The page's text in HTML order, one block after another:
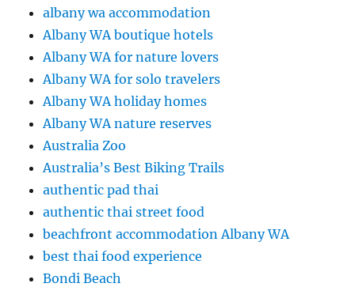
albany wa accommodation
Albany WA boutique hotels
Albany WA for nature lovers
Albany WA for solo travelers
Albany WA holiday homes
Albany WA nature reserves
Australia Zoo
Australia’s Best Biking Trails
authentic pad thai
authentic thai street food
beachfront accommodation Albany WA
best thai food experience
Bondi Beach